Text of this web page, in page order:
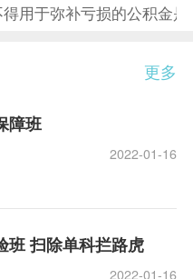
用于弥补亏损的公积金是
更多
障班
2022-01-16
班 扫除单科拦路虎
2022-01-16